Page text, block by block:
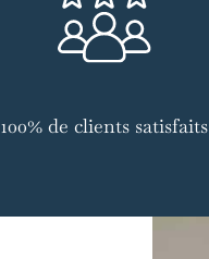
100% de clients satisfaits